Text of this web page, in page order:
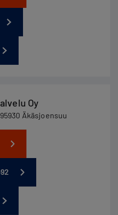
Oy
Äkäsjoensuu